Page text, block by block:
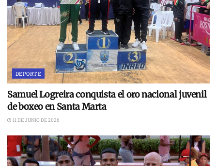
DEPORTE
Samuel Logreira conquista el oro nacional juvenil
de boxeo en Santa Marta
11 DE JUNIO DE 2026